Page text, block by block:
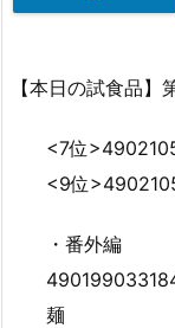
【本日の試食品
<7位
<9位
・番外編
麺